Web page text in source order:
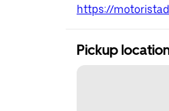
https://
Pickup